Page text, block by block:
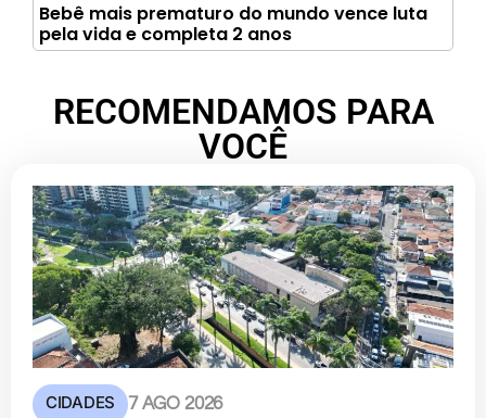
Bebê mais prematuro do mundo vence luta
pela vida e completa 2 anos
RECOMENDAMOS PARA
VOCÊ
CIDADES 7 AGO 2026